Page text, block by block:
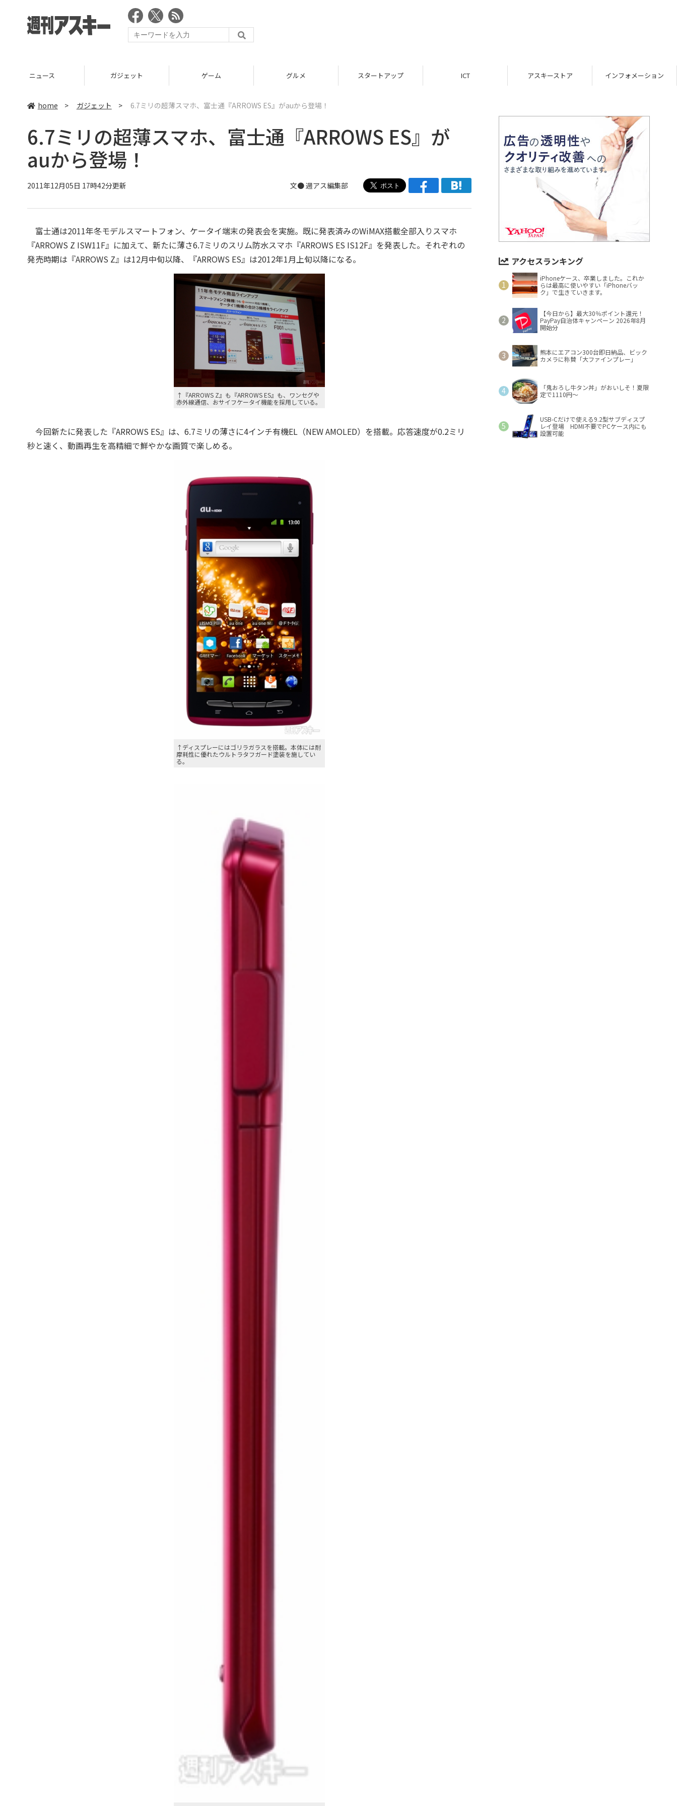
ニュース ガジェット ゲーム グルメ スタートアップ ICT アスキーストア インフォメーション
home > ガジェット > 6.7ミリの超薄スマホ、富士通『ARROWS ES』がauから登場！
6.7ミリの超薄スマホ、富士通『ARROWS ES』が
auから登場！
2011年12月05日 17時42分更新 文●週アス編集部
富士通は2011年冬モデルスマートフォン、ケータイ端末の発表会を実施。既に発表済みのWiMAX搭載全部入りスマホ
『ARROWS Z ISW11F』に加えて、新たに薄さ6.7ミリのスリム防水スマホ『ARROWS ES IS12F』を発表した。それぞれの
発売時期は『ARROWS Z』は12月中旬以降、『ARROWS ES』は2012年1月上旬以降になる。
↑『ARROWS Z』も『ARROWS ES』も、ワンセグや
赤外線通信、おサイフケータイ機能を採用している。
今回新たに発表した『ARROWS ES』は、6.7ミリの薄さに4インチ有機EL（NEW AMOLED）を搭載。応答速度が0.2ミリ
秒と速く、動画再生を高精細で鮮やかな画質で楽しめる。
↑ディスプレーにはゴリラガラスを搭載。本体には耐
摩耗性に優れたウルトラタフガード塗装を施してい
る。
アクセスランキング
iPhoneケース、卒業しました。これか
らは最高に使いやすい「iPhoneバッ
ク」で生きていきます。
【今日から】最大30％ポイント還元！
PayPay自治体キャンペーン 2026年8月
開始分
熊本にエアコン300台即日納品、ビック
カメラに称賛「大ファインプレー」
「鬼おろし牛タン丼」がおいしそ！夏限
定で1110円～
USB-Cだけで使える9.2型サブディスプ
レイ登場 HDMI不要でPCケース内にも
設置可能